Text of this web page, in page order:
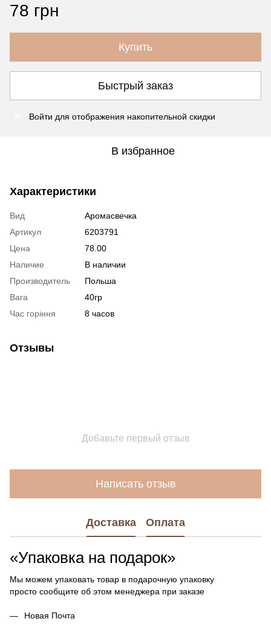
78 грн
Купить
Быстрый заказ
Войти для отображения накопительной скидки
В избранное
Характеристики
Вид
Аромасвечка
Артикул
6203791
Цена
78.00
Наличие
В наличии
Производитель
Польша
Вага
40гр
Час горіння
8 часов
Отзывы
Добавьте первый отзыв
Написать отзыв
Доставка Оплата
«Упаковка на подарок»
Мы можем упаковать товар в подарочную упаковку
просто сообщите об этом менеджера при заказе
Новая Почта